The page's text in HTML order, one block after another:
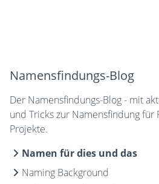
Namensfindungs-Blog
Der Namensfindungs-Blog - mit
und Tricks zur Namensfindung für
Projekte.
Namen für dies und das
Naming Background